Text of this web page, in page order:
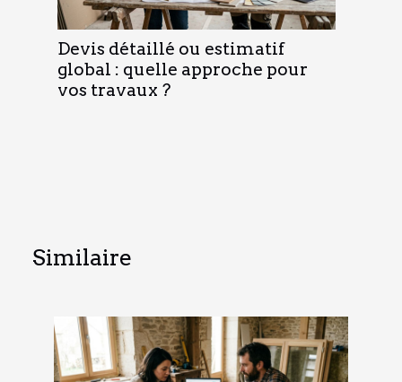
Devis détaillé ou estimatif
global : quelle approche pour
vos travaux ?
Similaire